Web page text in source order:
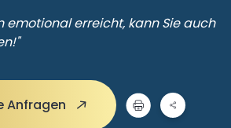
emotional erreicht, kann Sie auch
Anfragen